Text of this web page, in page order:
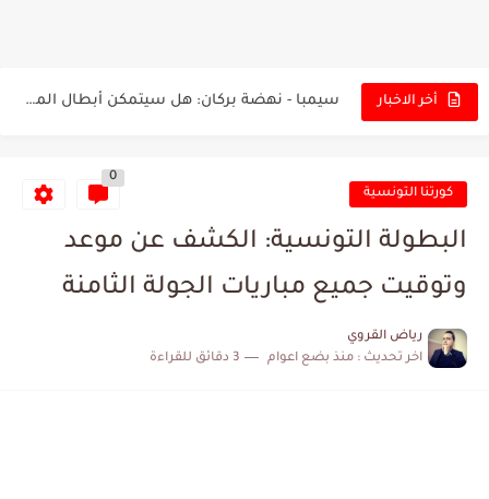
أخر الاخبار سيمبا - نهضة بركان: هل سيتمكن أبطال المغرب من الحفاظ...
البرنامج الكامل لنهائي البطولة بين الاتحاد المنستيري والنادي الإفريقي كورتنا التونسية
0
البطولة التونسية: الكشف عن موعد
وتوقيت جميع مباريات الجولة الثامنة
رياض القروي
اخر تحديث : منذ بضع اعوام 3 دقائق للقراءة